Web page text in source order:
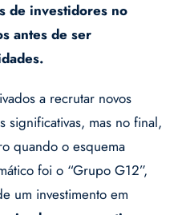
de investidores no
antes de ser
a recrutar novos
significativas, mas no final,
quando o esquema
foi o “Grupo G12”,
um investimento em